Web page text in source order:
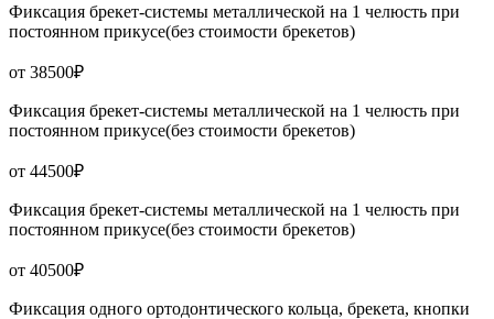
Фиксация брекет-системы металлической на 1 челюсть при
постоянном прикусе(без стоимости брекетов)
от 38500₽
Фиксация брекет-системы металлической на 1 челюсть при
постоянном прикусе(без стоимости брекетов)
от 44500₽
Фиксация брекет-системы металлической на 1 челюсть при
постоянном прикусе(без стоимости брекетов)
от 40500₽
Фиксация одного ортодонтического кольца, брекета, кнопки